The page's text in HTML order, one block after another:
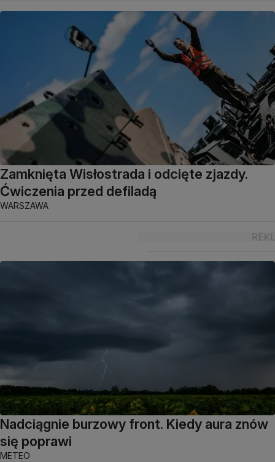
Zamknięta Wisłostrada i odcięte zjazdy.
Ćwiczenia przed defiladą
WARSZAWA
Nadciągnie burzowy front. Kiedy aura znów
się poprawi
METEO